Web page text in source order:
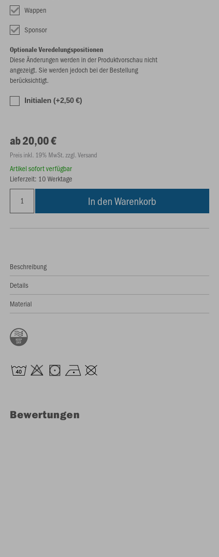
Wappen
Sponsor
Optionale Veredelungspositionen
Diese Änderungen werden in der Produktvorschau nicht
angezeigt. Sie werden jedoch bei der Bestellung
berücksichtigt.
Initialen (+2,50 €)
ab 20,00 €
Preis inkl. 19% MwSt. zzgl. Versand
Artikel sofort verfügbar
Lieferzeit: 10 Werktage
In den Warenkorb
Beschreibung
Details
Material
Bewertungen